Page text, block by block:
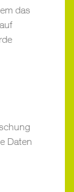
das
Daten